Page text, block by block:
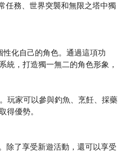
任務、世界突襲和無限之塔中獨
化自己的角色。通過這項功
統，打造獨一無二的角色形象，
玩家可以參與釣魚、烹飪、採藥
得優勢。
除了享受新遊活動，還可以享受